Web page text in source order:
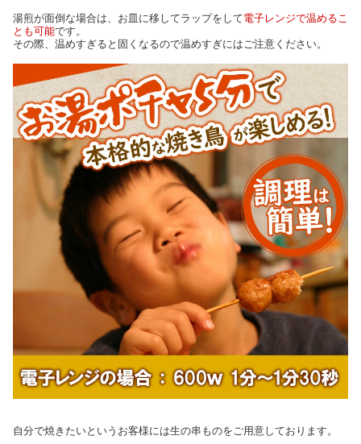
湯煎が面倒な場合は、お皿に移してラップをして電子レンジで温めるこ
とも可能です。
その際、温めすぎると固くなるので温めすぎにはご注意ください。
自分で焼きたいというお客様には生の串ものをご用意しております。